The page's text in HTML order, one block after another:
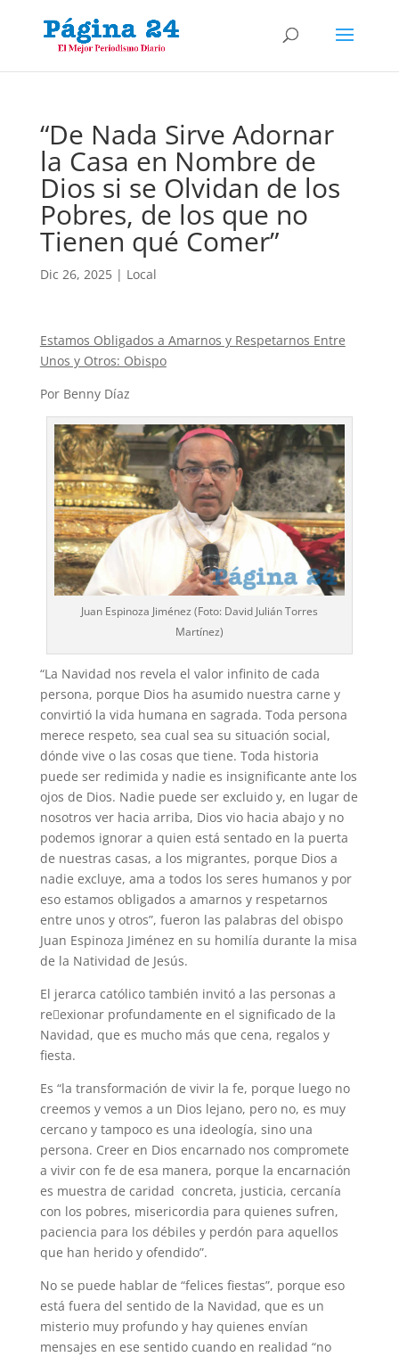
“De Nada Sirve Adornar
la Casa en Nombre de
Dios si se Olvidan de los
Pobres, de los que no
Tienen qué Comer”
Dic 26, 2025| Local
Estamos Obligados a Amarnos y Respetarnos Entre
Unos y Otros: Obispo
Por Benny Díaz
Juan Espinoza Jiménez (Foto: David Julián Torres
Martínez)
“La Navidad nos revela el valor infinito de cada
persona, porque Dios ha asumido nuestra carne y
convirtió la vida humana en sagrada. Toda persona
merece respeto, sea cual sea su situación social,
dónde vive o las cosas que tiene. Toda historia
puede ser redimida y nadie es insignificante ante los
ojos de Dios. Nadie puede ser excluido y, en lugar de
nosotros ver hacia arriba, Dios vio hacia abajo y no
podemos ignorar a quien está sentado en la puerta
de nuestras casas, a los migrantes, porque Dios a
nadie excluye, ama a todos los seres humanos y por
eso estamos obligados a amarnos y respetarnos
entre unos y otros”, fueron las palabras del obispo
Juan Espinoza Jiménez en su homilía durante la misa
de la Natividad de Jesús.
El jerarca católico también invitó a las personas a
re􀃀exionar profundamente en el significado de la
Navidad, que es mucho más que cena, regalos y
fiesta.
Es “la transformación de vivir la fe, porque luego no
creemos y vemos a un Dios lejano, pero no, es muy
cercano y tampoco es una ideología, sino una
persona. Creer en Dios encarnado nos compromete
a vivir con fe de esa manera, porque la encarnación
es muestra de caridad concreta, justicia, cercanía
con los pobres, misericordia para quienes sufren,
paciencia para los débiles y perdón para aquellos
que han herido y ofendido”.
No se puede hablar de “felices fiestas”, porque eso
está fuera del sentido de la Navidad, que es un
misterio muy profundo y hay quienes envían
mensajes en ese sentido cuando en realidad “no